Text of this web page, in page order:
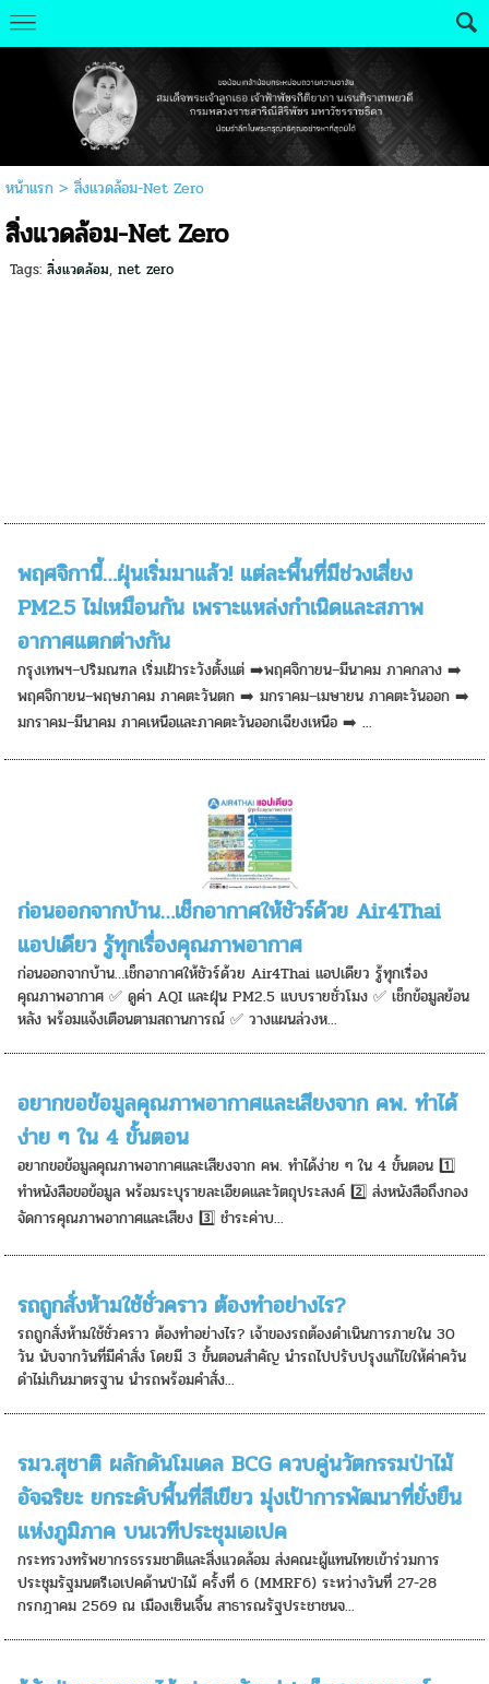
หน้าแรก> สิ่งแวดล้อม-Net Zero
สิ่งแวดล้อม-Net Zero
Tags: สิ่งแวดล้อม, net zero
พฤศจิกานี้…ฝุ่นเริ่มมาแล้ว! แต่ละพื้นที่มีช่วงเสี่ยง
PM2.5 ไม่เหมือนกัน เพราะแหล่งกำเนิดและสภาพ
อากาศแตกต่างกัน
กรุงเทพฯ–ปริมณฑล เริ่มเฝ้าระวังตั้งแต่ ➡️พฤศจิกายน–มีนาคม ภาคกลาง ➡️
พฤศจิกายน–พฤษภาคม ภาคตะวันตก ➡️ มกราคม–เมษายน ภาคตะวันออก ➡️
มกราคม–มีนาคม ภาคเหนือและภาคตะวันออกเฉียงเหนือ ➡️ ...
ก่อนออกจากบ้าน…เช็กอากาศให้ชัวร์ด้วย Air4Thai
แอปเดียว รู้ทุกเรื่องคุณภาพอากาศ
ก่อนออกจากบ้าน…เช็กอากาศให้ชัวร์ด้วย Air4Thai แอปเดียว รู้ทุกเรื่อง
คุณภาพอากาศ ✅ ดูค่า AQI และฝุ่น PM2.5 แบบรายชั่วโมง ✅ เช็กข้อมูลย้อน
หลัง พร้อมแจ้งเตือนตามสถานการณ์ ✅ วางแผนล่วงห...
อยากขอข้อมูลคุณภาพอากาศและเสียงจาก คพ. ทำได้
ง่าย ๆ ใน 4 ขั้นตอน
อยากขอข้อมูลคุณภาพอากาศและเสียงจาก คพ. ทำได้ง่าย ๆ ใน 4 ขั้นตอน 1️⃣
ทำหนังสือขอข้อมูล พร้อมระบุรายละเอียดและวัตถุประสงค์ 2️⃣ ส่งหนังสือถึงกอง
จัดการคุณภาพอากาศและเสียง 3️⃣ ชำระค่าบ...
รถถูกสั่งห้ามใช้ชั่วคราว ต้องทำอย่างไร?
รถถูกสั่งห้ามใช้ชั่วคราว ต้องทำอย่างไร? เจ้าของรถต้องดำเนินการภายใน 30
วัน นับจากวันที่มีคำสั่ง โดยมี 3 ขั้นตอนสำคัญ นำรถไปปรับปรุงแก้ไขให้ค่าควัน
ดำไม่เกินมาตรฐาน นำรถพร้อมคำสั่ง...
รมว.สุชาติ ผลักดันโมเดล BCG ควบคู่นวัตกรรมป่าไม้
อัจฉริยะ ยกระดับพื้นที่สีเขียว มุ่งเป้าการพัฒนาที่ยั่งยืน
แห่งภูมิภาค บนเวทีประชุมเอเปค
กระทรวงทรัพยากรธรรมชาติและสิ่งแวดล้อม ส่งคณะผู้แทนไทยเข้าร่วมการ
ประชุมรัฐมนตรีเอเปคด้านป่าไม้ ครั้งที่ 6 (MMRF6) ระหว่างวันที่ 27-28
กรกฎาคม 2569 ณ เมืองเซินเจิ้น สาธารณรัฐประชาชนจ...